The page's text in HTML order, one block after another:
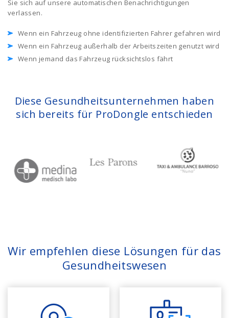
Sie sich auf unsere automatischen Benachrichtigungen
verlassen.
Wenn ein Fahrzeug ohne identifizierten Fahrer gefahren wird
Wenn ein Fahrzeug außerhalb der Arbeitszeiten genutzt wird
Wenn jemand das Fahrzeug rücksichtslos fährt
Diese Gesundheitsunternehmen haben
sich bereits für ProDongle entschieden
Wir empfehlen diese Lösungen für das
Gesundheitswesen